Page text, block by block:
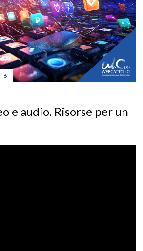
6
e audio. Risorse per un